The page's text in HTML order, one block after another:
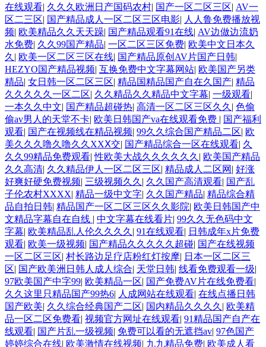
在线观看| 久久久欧洲日产国码农村| 国产一区二区三区| AV一
区二三区| 国产精品成人一区二区三区电影| 人人鲁免费播放视
频| 欧美精品久久天天躁| 国产精品观看91在线| AV边做边流奶
水免费| 久久99国产精品| 一区二区三区免费| 欧美中文日本久
久 | 欧美一区二区三区在线| 国产精品原创AV片国产日韩|
HEZYO国产精品视频| 互换免费中文字幕网站| 欧美国产另类
精品| 女日韩一区二区三区| 精品国精品国产自在久国产| 精品
久久久久久一区二区| 久久精品久久精品中文字幕| 一级观看|
一本久久中文| 国产精品超碰热| 高清一区二区三区久久 | 色偷
偷av男人的天堂不卡| 欧美日韩国产va在线观看免费 | 国产福利
观看| 国产在视频线在精品视频| 99久久综合国产精品二区| 欧
美久久久噜久噜久久XXⅩ交| 国产精品综合一区在线观看| 久
久久99精品免费观看|性欧美大战久久久久久久 | 欧美国产精品
久久高清| 久久精品伊人一区二区三区| 精品成人二区网 | 好涨
好爽好硬免费视频| 三级视频久久 | 久久国产高清观看| 国产乱
子伦农村XXXX| 精品一级中文字| 久久国产精品| 精品综合精
品自拍日韩| 精品国产一区二区三区久久影院| 欧美日韩国产中
文精品字幕自在自线 | 中文字幕在线看片| 99久久无色码中文
字幕| 欧美精品乱人伦久久久久 | 91在线观看| 日韩成年x片免费
观看| 欧美一级视频| 国产精品久久久久久超碰| 国产在线视频
一区二区三区| 村长路边足疗店粉红灯按摩| 日本一区二区三
区| 国产欧美洲日韩人成人综合| 天堂日韩| 线看免费观看一级|
97欧美国产中字99| 欧美精品一区| 国产免费AV片在线免费看|
久久这里只精品国产99热6| 人成网站在线观看| 在线点播日韩
国产欧美| 久久综合经典国产二区| 国内精品久久久久 | 欧美精
品一区二区免费看| 视频官方网址在线观看| 91精品国产自产在
线观看| 国产片乱一级视频| 免费可以看的无遮挡av| 97色国产
婷婷综合在线| 欧美激情在线视频| 九九精品免费| 欧美成人看